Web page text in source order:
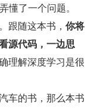
懂了一个问题。
跟随这本书， 你将
源代码，一边思
理解深度学习是很
车的书，那么本书